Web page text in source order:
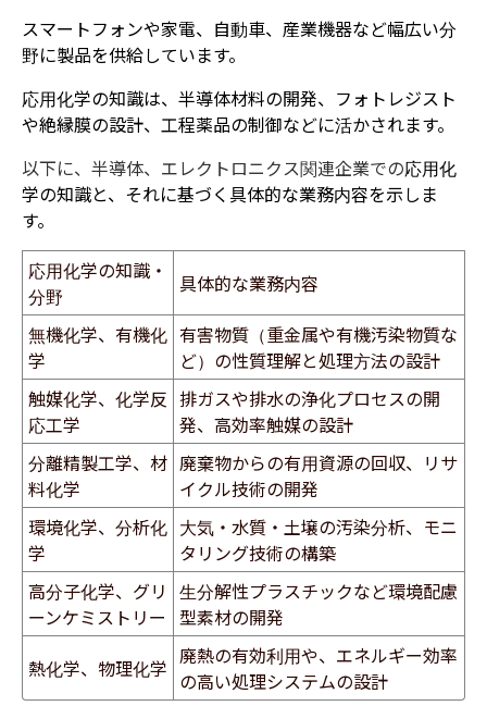
スマートフォンや家電、自動車、産業機器など幅広い分
野に製品を供給しています。
応用化学の知識は、半導体材料の開発、フォトレジスト
や絶縁膜の設計、工程薬品の制御などに活かされます。
以下に、半導体、エレクトロニクス関連企業での応用化
学の知識と、それに基づく具体的な業務内容を示しま
す。
応用化学の知識・
分野
具体的な業務内容
無機化学、有機化
学
有害物質（重金属や有機汚染物質な
ど）の性質理解と処理方法の設計
触媒化学、化学反
応工学
排ガスや排水の浄化プロセスの開
発、高効率触媒の設計
分離精製工学、材
料化学
廃棄物からの有用資源の回収、リサ
イクル技術の開発
環境化学、分析化
学
大気・水質・土壌の汚染分析、モニ
タリング技術の構築
高分子化学、グリ
ーンケミストリー
生分解性プラスチックなど環境配慮
型素材の開発
熱化学、物理化学 廃熱の有効利用や、エネルギー効率
の高い処理システムの設計